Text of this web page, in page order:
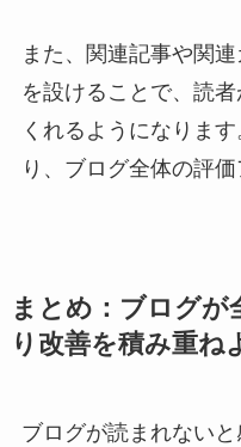
また、関連記事や関
を設けることで、読
くれるようになりま
り、ブログ全体の評
まとめ：ブログが
り改善を積み重ね
ブログが読まれない